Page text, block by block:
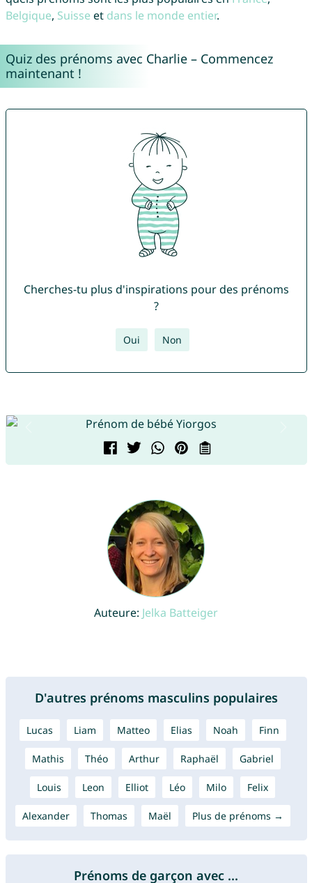
Belgique, Suisse et dans le monde entier.
Quiz des prénoms avec Charlie – Commencez
maintenant !
Cherches-tu plus d'inspirations pour des prénoms
?
Oui Non
Auteure: Jelka Batteiger
D'autres prénoms masculins populaires
Lucas Liam Matteo Elias Noah Finn
Mathis Théo Arthur Raphaël Gabriel
Louis Leon Elliot Léo Milo Felix
Alexander Thomas Maël Plus de prénoms →
Prénoms de garçon avec ...